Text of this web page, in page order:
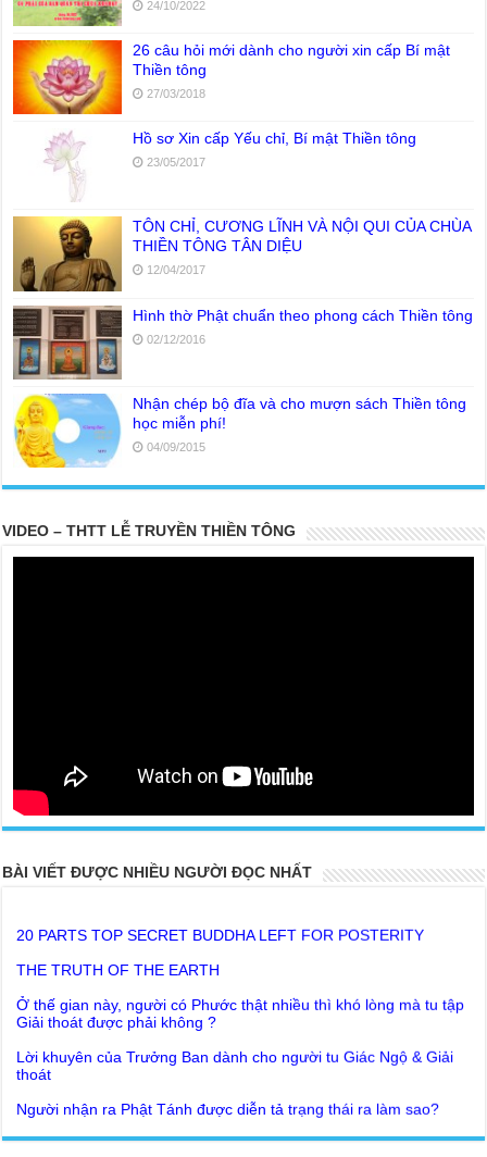
24/10/2022
26 câu hỏi mới dành cho người xin cấp Bí mật
Thiền tông
27/03/2018
Hồ sơ Xin cấp Yếu chỉ, Bí mật Thiền tông
23/05/2017
TÔN CHỈ, CƯƠNG LĨNH VÀ NỘI QUI CỦA CHÙA
THIỀN TÔNG TÂN DIỆU
12/04/2017
Hình thờ Phật chuẩn theo phong cách Thiền tông
02/12/2016
Nhận chép bộ đĩa và cho mượn sách Thiền tông
học miễn phí!
04/09/2015
VIDEO – THTT LỄ TRUYỀN THIỀN TÔNG
BÀI VIẾT ĐƯỢC NHIỀU NGƯỜI ĐỌC NHẤT
Giải thoát được phải không ?
Lời khuyên của Trưởng Ban dành cho người tu Giác Ngộ & Giải
thoát
Đức Phật dạy về cách tạo Công Đức và Phước Đức
Giải đáp Thiền tông P19 - Ma Vương là ai? Cha để đức cho con?